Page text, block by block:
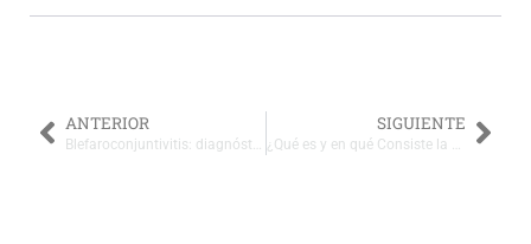
ANTERIOR
Blefaroconjuntivitis: diagnóstico y tratamiento integral
SIGUIENTE
¿Qué es y en qué Consiste la Conjuntivitis Folicular?